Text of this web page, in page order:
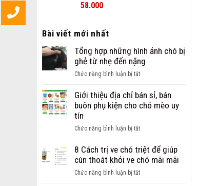
58.000
Bài viết mới nhất
Tổng hợp những hình ảnh chó bị
ghẻ từ nhẹ đến nặng
Chức năng bình luận bị tắtở
hợp
những
chó
ghẻ
từ
nhẹ
Giới thiệu địa chỉ bán sỉ, bán
buôn phụ kiện cho chó mèo uy
tín
Chức năng bình luận bị tắtở
thiệu
địa
bán
8 Cách trị ve chó triệt để giúp
cún thoát khỏi ve chó mãi mãi
Chức năng bình luận bị tắtở